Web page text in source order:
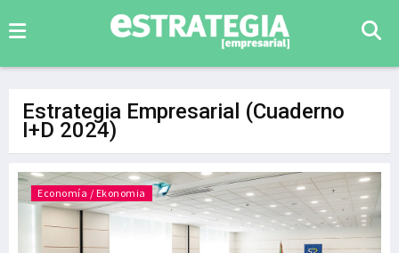
Estrategia Empresarial (Cuaderno
I+D 2024)
Economía / Ekonomia